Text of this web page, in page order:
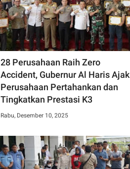
28 Perusahaan Raih Zero
Accident, Gubernur Al Haris Ajak
Perusahaan Pertahankan dan
Tingkatkan Prestasi K3
Rabu, Desember 10, 2025